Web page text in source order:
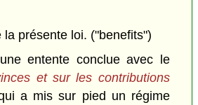
présente loi. ("benefits")
entente conclue avec le
et sur les contributions
a mis sur pied un régime